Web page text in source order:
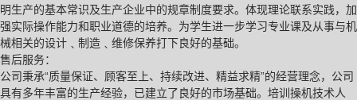
明生产的基本常识及生产企业中的规章制度要求。体现理论联系实践，加
强实际操作能力和职业道德的培养。为学生进一步学习专业课及从事与机
械相关的设计﹑制造﹑维修保养打下良好的基础。
售后服务：
公司秉承“质量保证、顾客至上、持续改进、精益求精”的经营理念，公司
具有多年丰富的生产经验，已建立了良好的市场基础。培训操机技术人